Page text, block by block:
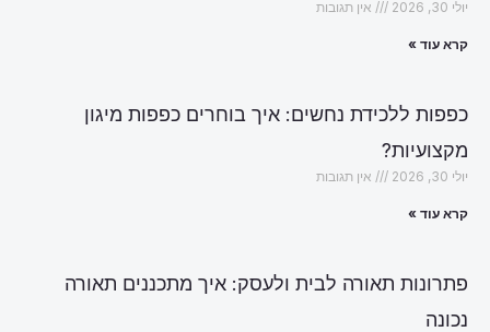
יולי 30, 2026 אין תגובות
קרא עוד »
כפפות ללכידת נחשים: איך בוחרים כפפות מיגון
מקצועיות?
יולי 30, 2026 אין תגובות
קרא עוד »
פתרונות תאורה לבית ולעסק: איך מתכננים תאורה
נכונה